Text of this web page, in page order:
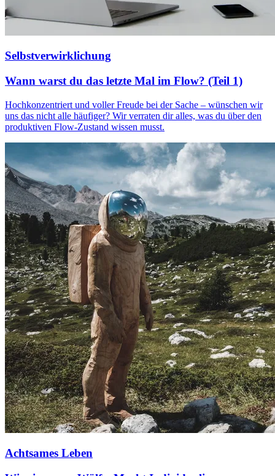
Selbstverwirklichung
Wann warst du das letzte Mal im Flow? (Teil 1)
Hochkonzentriert und voller Freude bei der Sache – wünschen wir
uns das nicht alle häufiger? Wir verraten dir alles, was du über den
produktiven Flow-Zustand wissen musst.
Achtsames Leben